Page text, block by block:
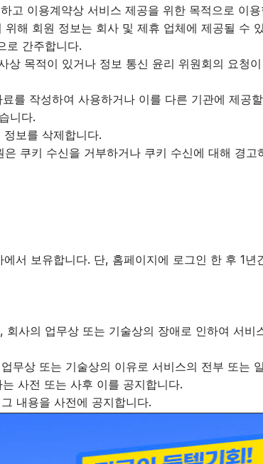
고 이용계약상 서비스 제공을 위한 목적으로 이용
해 회원 정보는 회사 및 제휴 업체에 제공될 수
로 간주합니다.
목적이 있거나 정보 통신 윤리 위원회의 요청
를 작성하여 사용하거나 이를 다른 기관에 제공
니다.
보를 삭제합니다.
쿠키 수신을 거부하거나 쿠키 수신에 대해 경
서 보유합니다. 단, 홈페이지에 로그인 한 후 1년
사의 업무상 또는 기술상의 장애로 인하여 서
무상 또는 기술상의 이유로 서비스의 전부 또는
사전 또는 사후 이를 공지합니다.
내용을 사전에 공지합니다.
서비스를 회원에게 제공합니다.
추가 시 사전 공지하며 이용에 대한 사항은 회